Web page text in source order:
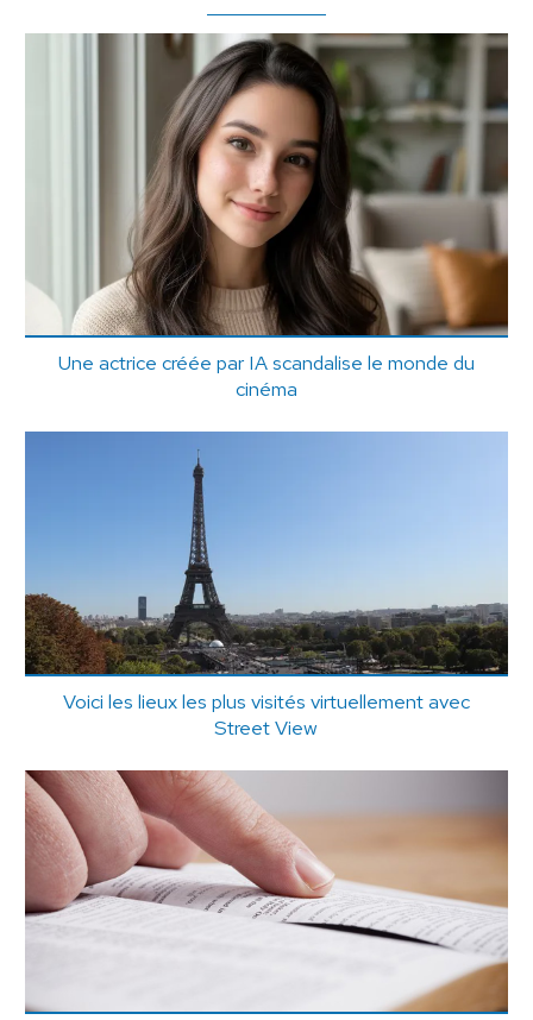
Une actrice créée par IA scandalise le monde du
cinéma
Voici les lieux les plus visités virtuellement avec
Street View